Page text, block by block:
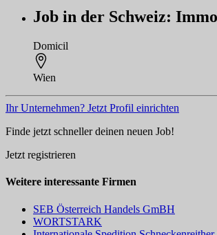
Job in der Schweiz:
Domicil
Wien
Ihr Unternehmen? Jetzt Profil einrichten
Finde jetzt schneller deinen neuen Job!
Jetzt registrieren
Weitere interessante Firmen
SEB Österreich Handels GmBH
WORTSTARK